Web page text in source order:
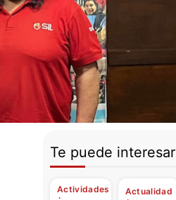
Te puede interesar
Actividades
Actualidad